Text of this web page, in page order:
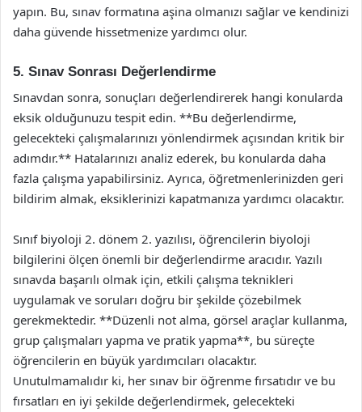
yapın. Bu, sınav formatına aşina olmanızı sağlar ve kendinizi
daha güvende hissetmenize yardımcı olur.
5. Sınav Sonrası Değerlendirme
Sınavdan sonra, sonuçları değerlendirerek hangi konularda
eksik olduğunuzu tespit edin. **Bu değerlendirme,
gelecekteki çalışmalarınızı yönlendirmek açısından kritik bir
adımdır.** Hatalarınızı analiz ederek, bu konularda daha
fazla çalışma yapabilirsiniz. Ayrıca, öğretmenlerinizden geri
bildirim almak, eksiklerinizi kapatmanıza yardımcı olacaktır.
Sınıf biyoloji 2. dönem 2. yazılısı, öğrencilerin biyoloji
bilgilerini ölçen önemli bir değerlendirme aracıdır. Yazılı
sınavda başarılı olmak için, etkili çalışma teknikleri
uygulamak ve soruları doğru bir şekilde çözebilmek
gerekmektedir. **Düzenli not alma, görsel araçlar kullanma,
grup çalışmaları yapma ve pratik yapma**, bu süreçte
öğrencilerin en büyük yardımcıları olacaktır.
Unutulmamalıdır ki, her sınav bir öğrenme fırsatıdır ve bu
fırsatları en iyi şekilde değerlendirmek, gelecekteki